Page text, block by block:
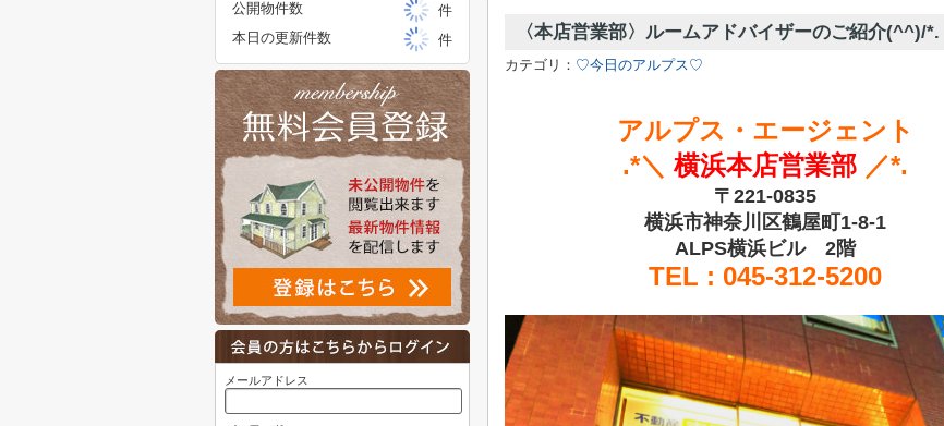
〈本店営業部〉ルームアドバイザーのご紹介(^^)/*.
カテゴリ： ♡今日のアルプス♡
アルプス・エージェント
.*＼ 横浜本店営業部 ／*.
〒221-0835
横浜市神奈川区鶴屋町1-8-1
ALPS横浜ビル 2階
TEL : 045-312-5200
公開物件数
件
本日の更新件数
件
メールアドレス